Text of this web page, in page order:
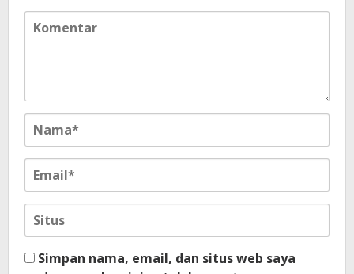
Simpan nama, email, dan situs web saya